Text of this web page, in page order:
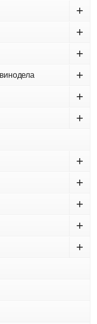
+
+
+
+
+
+
+
+
+
+
+